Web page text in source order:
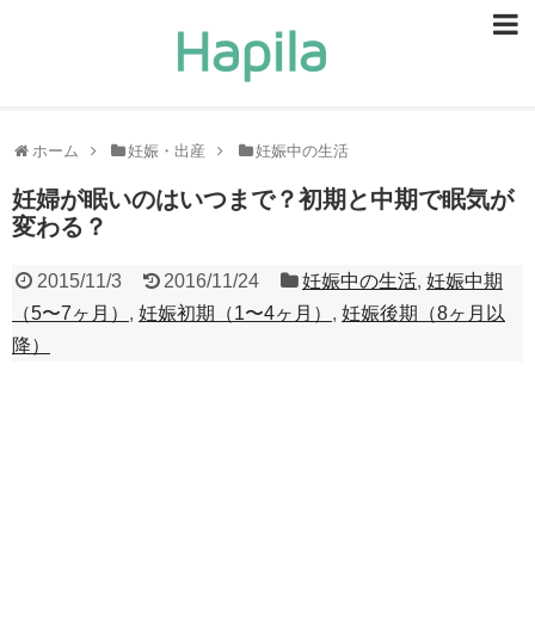
ホーム 妊娠・出産 妊娠中の生活
妊婦が眠いのはいつまで？初期と中期で眠気が
変わる？
2015/11/3 2016/11/24 妊娠中の生活,妊娠中期
（5〜7ヶ月） , 妊娠初期（1〜4ヶ月） , 妊娠後期（8ヶ月以
降）
ヘアケア
ヘルスケア
食事・食べ物
恋愛・結婚